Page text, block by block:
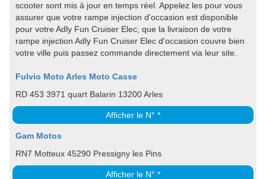
scooter sont mis à jour en temps réel. Appelez les pour vous
assurer que votre rampe injection d'occasion est disponible
pour votre Adly Fun Cruiser Elec, que la livraison de votre
rampe injection Adly Fun Cruiser Elec d'occasion couvre bien
votre ville puis passez commande directement via leur site.
Fulvio Moto Arles Moto Casse
RD 453 3971 quart Balarin 13200 Arles
Afficher le N° *
Gam Motos
RN7 Motteux 45290 Pressigny les Pins
Afficher le N° *